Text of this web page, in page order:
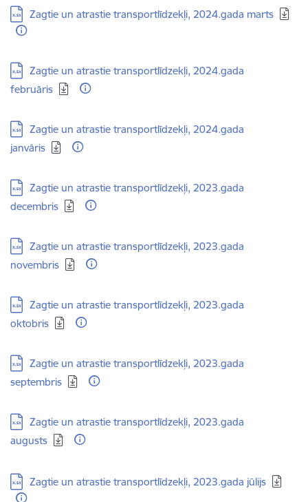
Lejupielādēt:
Zagtie un atrastie transportlīdzekļi, 2024.gada marts
Lejupielādēt:
Zagtie un atrastie transportlīdzekļi, 2024.gada
februāris
Lejupielādēt:
Zagtie un atrastie transportlīdzekļi, 2024.gada
janvāris
Lejupielādēt:
Zagtie un atrastie transportlīdzekļi, 2023.gada
decembris
Lejupielādēt:
Zagtie un atrastie transportlīdzekļi, 2023.gada
novembris
Lejupielādēt:
Zagtie un atrastie transportlīdzekļi, 2023.gada
oktobris
Lejupielādēt:
Zagtie un atrastie transportlīdzekļi, 2023.gada
septembris
Lejupielādēt:
Zagtie un atrastie transportlīdzekļi, 2023.gada
augusts
Lejupielādēt:
Zagtie un atrastie transportlīdzekļi, 2023.gada jūlijs